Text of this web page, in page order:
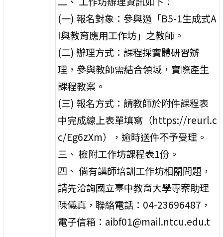
(一) 報名對象：參與過「B5-1生成式A
I與教育應用工作坊」之教師。
(二) 辦理方式：課程採實體研習辦
理，參與教師需結合領域，實際產生
課程教案。
(三) 報名方式：請教師於附件課程表
中完成線上表單填寫（https://reurl.c
c/Eg6zXm），逾時送件不予受理。
三、 檢附工作坊課程表1份。
四、 倘有講師培訓工作坊相關問題，
請先洽詢國立臺中教育大學專案助理
陳儀真，聯絡電話：04-23696487，
電子信箱：aibf01@mail.ntcu.edu.t